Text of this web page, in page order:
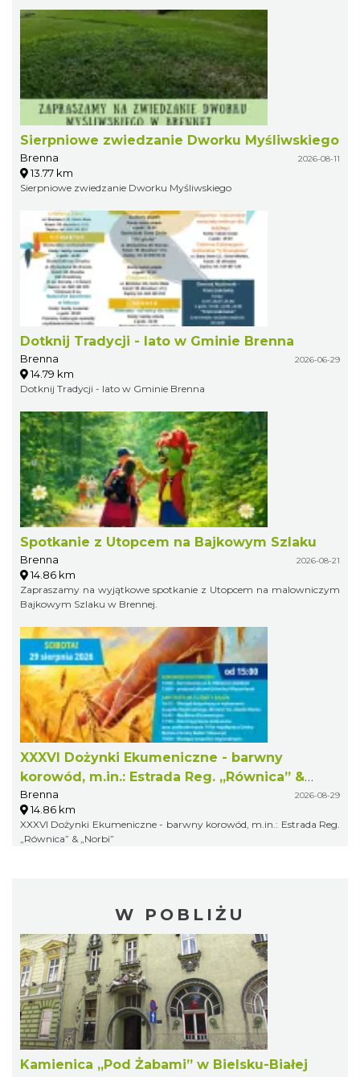
Sierpniowe zwiedzanie Dworku Myśliwskiego
Brenna 2026-08-11
13.77 km
Sierpniowe zwiedzanie Dworku Myśliwskiego
Dotknij Tradycji - lato w Gminie Brenna
Brenna 2026-06-29
14.79 km
Dotknij Tradycji - lato w Gminie Brenna
Spotkanie z Utopcem na Bajkowym Szlaku
Brenna 2026-08-21
14.86 km
Zapraszamy na wyjątkowe spotkanie z Utopcem na malowniczym
Bajkowym Szlaku w Brennej.
XXXVI Dożynki Ekumeniczne - barwny
korowód, m.in.: Estrada Reg. „Równica” &
„Norbi”
Brenna 2026-08-29
14.86 km
XXXVI Dożynki Ekumeniczne - barwny korowód, m.in.: Estrada Reg.
„Równica” & „Norbi”
W POBLIŻU
Kamienica „Pod Żabami” w Bielsku-Białej